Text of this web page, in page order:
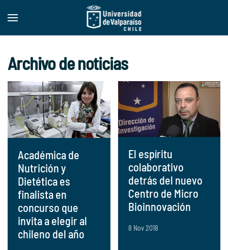
Skip to main content
Archivo de noticias
Académica de
Nutrición y
Dietética es
finalista en
concurso que
invita a elegir al
chileno del año
El espíritu
colaborativo
detrás del nuevo
Centro de Micro
Bioinnovación
8 Nov 2018